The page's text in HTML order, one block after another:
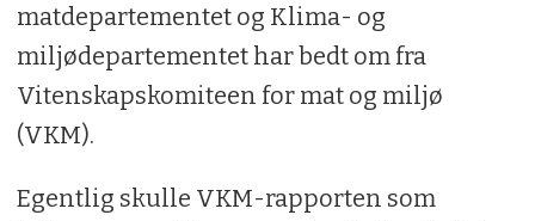
matdepartementet og Klima- og
miljødepartementet har bedt om fra
Vitenskapskomiteen for mat og miljø
(VKM).
Egentlig skulle VKM-rapporten som